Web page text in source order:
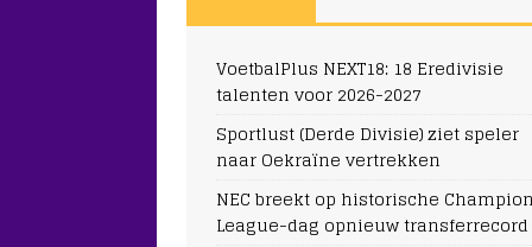
VoetbalPlus NEXT18: 18 Eredivisie
talenten voor 2026-2027
Sportlust (Derde Divisie) ziet speler
naar Oekraïne vertrekken
NEC breekt op historische
League-dag opnieuw transferrecord